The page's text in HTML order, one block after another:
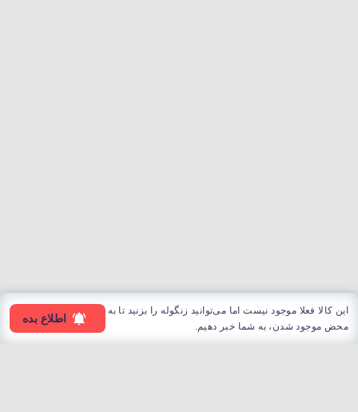
این کالا فعلا موجود نیست اما می‌توانید زنگوله را بزنید تا به
محض موجود شدن، به شما خبر دهیم.
اطلاع بده